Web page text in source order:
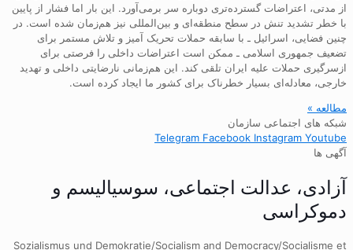
از مدتی، اعتراضات گسترده‌تری دوباره سر برمی‌آورد. این بار اما فشار از پایین
با خطر تشدید تنش در سطح منطقه‌ای و بین‌المللی نیز هم‌زمان شده است. در
چنین فضایی، اسرائیل ـ با سابقه حملات تحریک آمیز و تلاش مستمر برای
تضعیف جمهوری اسلامی ـ ممکن است اعتراضات داخلی را فرصتی برای
ازسرگیری حملات علیه ایران تلقی کند. این هم‌زمانی نارضایتی داخلی و تهدید
خارجی، معادله‌ای بسیار خطرناک برای کشور ما ایجاد کرده است.
مطالعه »
شبکه های اجتماعی سازمان
Telegram Facebook Instagram Youtube
آگهی ها
آزادی، عدالت اجتماعی، سوسیالیسم و
دموکراسی
Sozialismus und Demokratie/Socialism and Democracy/Socialisme et